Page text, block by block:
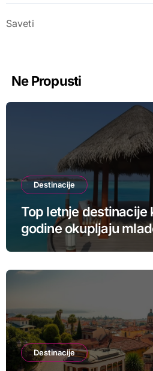
Saveti
Ne Propusti
Destinacije
Top letnje destinacije
godine okupljaju
Destinacije